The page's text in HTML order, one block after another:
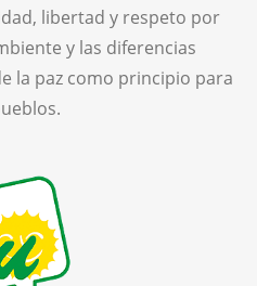
libertad y respeto por
y las diferencias
la paz como principio para